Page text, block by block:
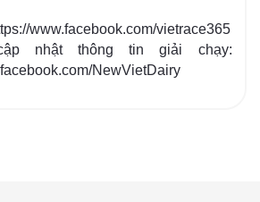
www.facebook.com/vietrace365
nhật thông tin giải chạy:
NewVietDairy